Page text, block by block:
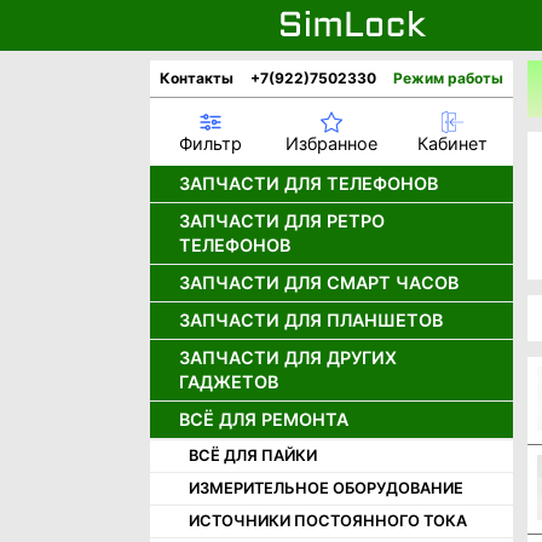
Контакты +7(922)7502330 Режим работы
Фильтр Избранное
Кабинет
ЗАПЧАСТИ ДЛЯ ТЕЛЕФОНОВ
АККУМУЛЯТОРЫ
ДИСПЛЕИ
ДИНАМИКИ
КАМЕРЫ
НИЖНИЕ ПЛАТЫ И РАЗЪЕМЫ
ШЛЕЙФЫ
КОРПУСНЫЕ ЧАСТИ APPLE
КОРПУСНЫЕ ЧАСТИ HUAWEI /
HONOR
КОРПУСНЫЕ ЧАСТИ INFINIX
ЗАПЧАСТИ ДЛЯ РЕТРО
ТЕЛЕФОНОВ
ДЖОЙСТИКИ ДЛЯ РЕТРО
ТЕЛЕФОНОВ
ДИНАМИКИ ДЛЯ РЕТРО
ТЕЛЕФОНОВ
ДИСПЛЕИ ДЛЯ РЕТРО ТЕЛЕФОНОВ
ЗАРЯДНЫЕ УСТРОЙСТВА
КНОПКИ ВКЛЮЧЕНИЯ
КОРПУСА ALCATEL, ERICSSON, LG
КОРПУСА MOTOROLA
ЗАПЧАСТИ ДЛЯ СМАРТ ЧАСОВ
ДИСПЛЕИ ДЛЯ СМАРТ ЧАСОВ
АККУМУЛЯТОРЫ ДЛЯ СМАРТ
ЧАСОВ
ЗАПЧАСТИ ДЛЯ ПЛАНШЕТОВ
АККУМУЛЯТОРЫ ДЛЯ ПЛАНШЕТОВ
ДИСПЛЕИ И ТАЧСКРИНЫ ДЛЯ
ПЛАНШЕТОВ
ШЛЕЙФЫ ДЛЯ ПЛАНШЕТОВ
ЗАПЧАСТИ ДЛЯ ДРУГИХ
ГАДЖЕТОВ
ЗАПЧАСТИ ДЛЯ ИГРОВЫХ
ПРИСТАВОК
ДИСПЛЕИ ДЛЯ ФОТОАППАРАТОВ
ЗАПЧАСТИ ДЛЯ ПЛЕЕРОВ iPod
ВСЁ ДЛЯ РЕМОНТА
ВСЁ ДЛЯ ПАЙКИ
ИЗМЕРИТЕЛЬНОЕ ОБОРУДОВАНИЕ
ИСТОЧНИКИ ПОСТОЯННОГО ТОКА